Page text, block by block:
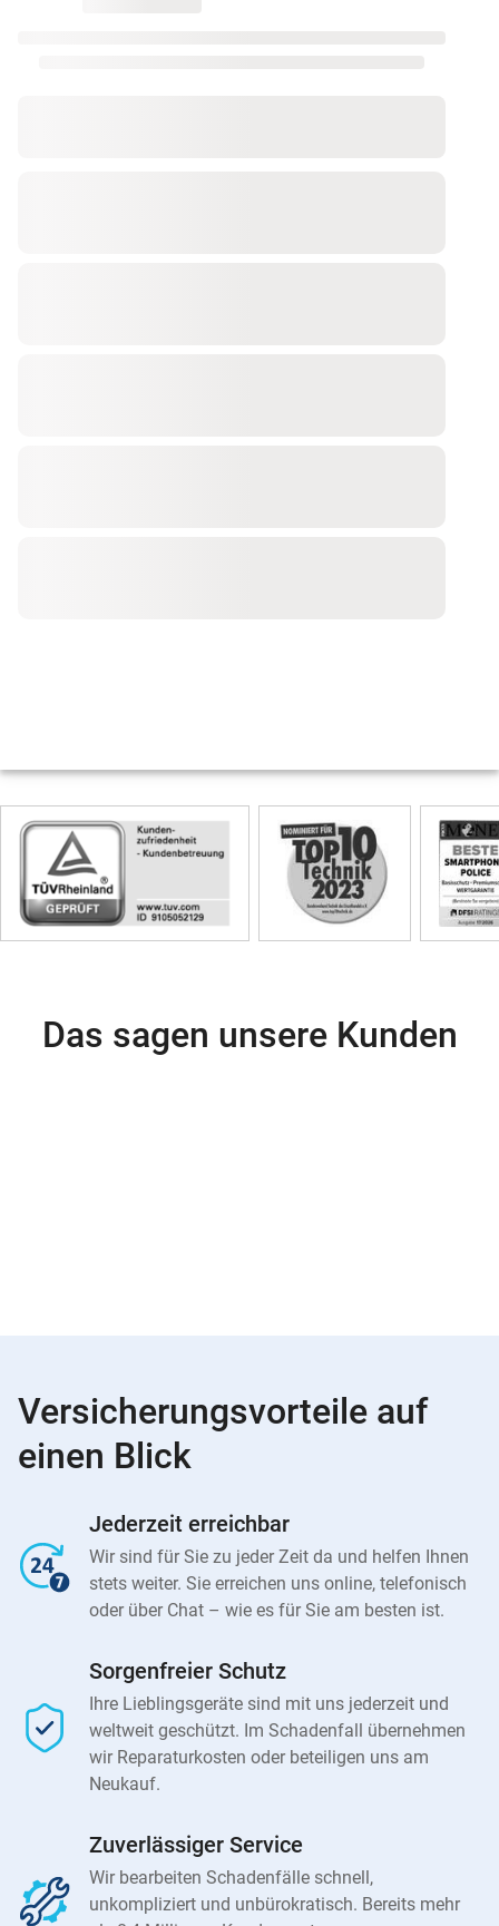
Skip
Siegel
Das sagen unsere Kunden
Versicherungsvorteile auf
einen Blick
Jederzeit erreichbar
Wir sind für Sie zu jeder Zeit da und helfen Ihnen
stets weiter. Sie erreichen uns online, telefonisch
oder über Chat – wie es für Sie am besten ist.
Sorgenfreier Schutz
Ihre Lieblingsgeräte sind mit uns jederzeit und
weltweit geschützt. Im Schadenfall übernehmen
wir Reparaturkosten oder beteiligen uns am
Neukauf.
Zuverlässiger Service
Wir bearbeiten Schadenfälle schnell,
unkompliziert und unbürokratisch. Bereits mehr